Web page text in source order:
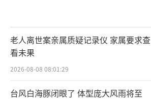
老人离世案亲属质疑记录仪 家属要求查
看未果
2026-08-08 08:01:29
台风白海豚闭眼了 体型庞大风雨将至